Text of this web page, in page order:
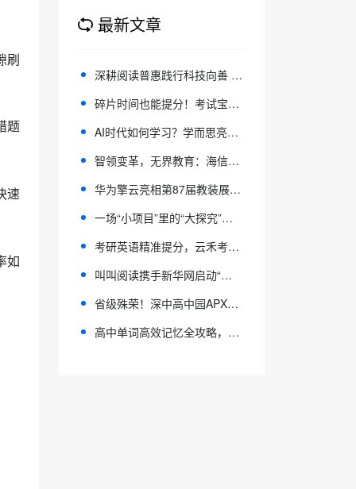
刷
题
速
如
最新文章
深耕阅读普惠践行科技向善 叫叫阅读发布2025年度企业社会责任报告
碎片时间也能提分！考试宝典APP解锁卫生高级职称备考新方式
AI时代如何学习？学而思亮相87届教育装备展 与华为共探教育新生态
智领变革，无界教育：海信商用显示亮相第87届中国教育装备展示会
华为擎云亮相第87届教装展 以“鸿蒙AI”重塑智慧教育全场景体验
一场“小项目”里的“大探究”之旅——看成都市双流区机关幼儿园教师的精彩亮项！
考研英语精准提分，云禾考研英语各分值定制课，北大Sophia学姐助力冲80+
叫叫阅读携手新华网启动“阅苗行动”公益计划 让儿童阅读触手可及
省级殊荣！深中高中园APX联赛入选全省体育育人优秀案例
高中单词高效记忆全攻略，全流程实用技巧分享